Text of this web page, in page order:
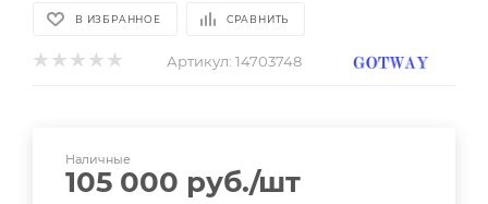
В ИЗБРАННОЕ СРАВНИТЬ
Артикул: 14703748
Наличные
105 000 руб./шт